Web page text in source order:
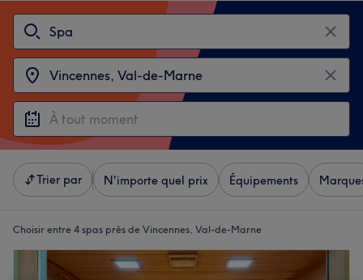
Trier par N'importe quel prix Équipements
Choisir entre 4 spas près de Vincennes, Val-de-Marne